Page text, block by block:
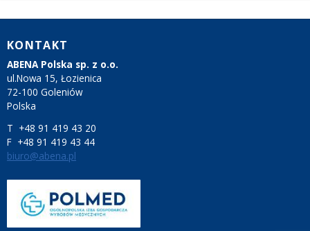
KONTAKT
ABENA Polska sp. z o.o.
ul.Nowa 15, Łozienica
72-100 Goleniów
Polska
T +48 91 419 43 20
F +48 91 419 43 44
biuro@abena.pl